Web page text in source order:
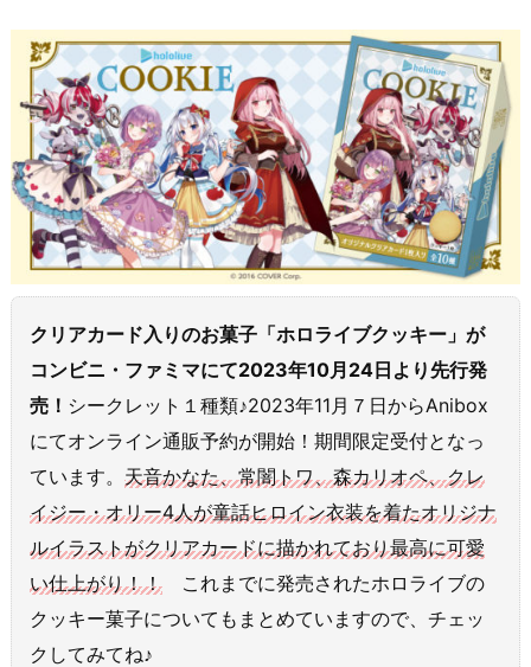
クリアカード入りのお菓子「ホロライブクッキー」が
コンビニ・ファミマにて2023年10月24日より 先行発
売！ シークレット１種類♪2023年11月７日からAnibox
にてオンライン通販予約が開始！期間限定受付となっ
ています。 天音かなた、常闇トワ、森カリオペ、クレ
イジー・オリー4人が童話ヒロイン衣装を着たオリジナ
ルイラストがクリアカードに描かれており最高に可愛
い仕上がり！！ これまでに発売されたホロライブの
クッキー菓子についてもまとめていますので、チェッ
クしてみてね♪